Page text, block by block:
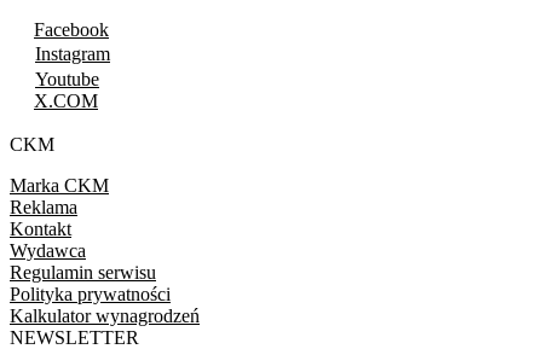
Facebook
Instagram
Youtube
X.COM
CKM
Marka CKM
Reklama
Kontakt
Wydawca
Regulamin serwisu
Polityka prywatności
Kalkulator wynagrodzeń
NEWSLETTER